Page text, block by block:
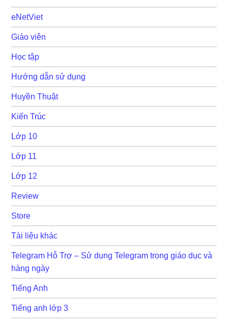
eNetViet
Giáo viên
Học tập
Hướng dẫn sử dụng
Huyền Thuật
Kiến Trúc
Lớp 10
Lớp 11
Lớp 12
Review
Store
Tài liệu khác
Telegram Hỗ Trợ – Sử dụng Telegram trong giáo dục và
hàng ngày
Tiếng Anh
Tiếng anh lớp 3